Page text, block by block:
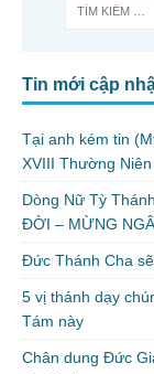
Tin mới cập
Tại anh kém tin
XVIII Thường Niên
Dòng Nữ Tỳ
ĐỜI – MỪNG
Đức Thánh Cha
5 vị thánh dạy
Tám này
Chân dung Đức